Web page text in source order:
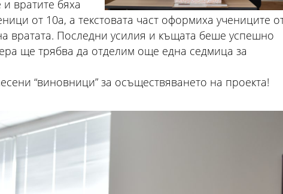
вратите бяха
от 10а, а текстовата част оформиха учениците
вратата. Последни усилия и къщата беше успешно
ще трябва да отделим още една седмица за
“виновници” за осъществяването на проекта!